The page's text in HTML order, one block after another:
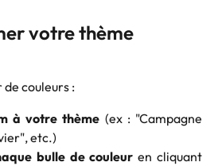
votre thème
de couleurs :
à votre thème (ex : "Campagne
etc.)
bulle de couleur en cliquant